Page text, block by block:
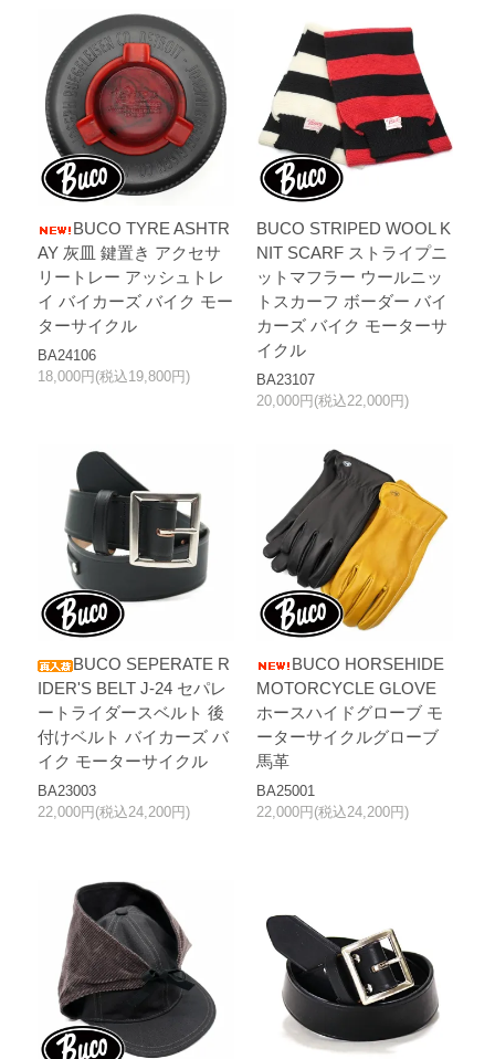
BUCO TYRE ASHTR
AY 灰皿 鍵置き アクセサ
リートレー アッシュトレ
イ バイカーズ バイク モー
ターサイクル
BA24106
18,000円(税込19,800円)
BUCO STRIPED WOOL K
NIT SCARF ストライプニ
ットマフラー ウールニッ
トスカーフ ボーダー バイ
カーズ バイク モーターサ
イクル
BA23107
20,000円(税込22,000円)
BUCO SEPERATE R
IDER'S BELT J-24 セパレ
ートライダースベルト 後
付けベルト バイカーズ バ
イク モーターサイクル
BA23003
22,000円(税込24,200円)
BUCO HORSEHIDE
MOTORCYCLE GLOVE
ホースハイドグローブ モ
ーターサイクルグローブ
馬革
BA25001
22,000円(税込24,200円)